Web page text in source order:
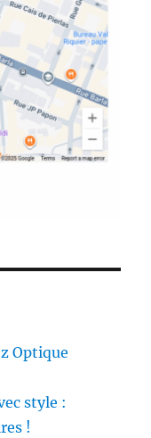
Optique
style :
!